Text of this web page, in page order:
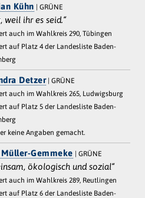
Kühn | GRÜNE
weil ihr es seid.“
auch im Wahlkreis 290, Tübingen
auf Platz 4 der Landesliste Baden-
Detzer| GRÜNE
auch im Wahlkreis 265, Ludwigsburg
auf Platz 5 der Landesliste Baden-
keine Angaben gemacht.
Gemmeke | GRÜNE
ökologisch und sozial“
auch im Wahlkreis 289, Reutlingen
auf Platz 6 der Landesliste Baden-